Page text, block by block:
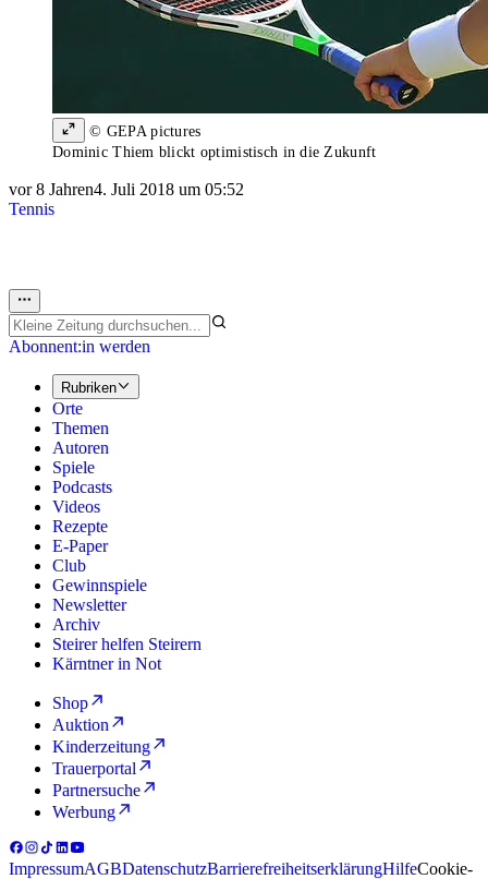
© GEPA pictures
Dominic Thiem blickt optimistisch in die Zukunft
vor 8 Jahren4. Juli 2018 um 05:52
Tennis
Abonnent:in werden
Rubriken
Orte
Themen
Autoren
Spiele
Podcasts
Videos
Rezepte
E-Paper
Club
Gewinnspiele
Newsletter
Archiv
Steirer helfen Steirern
Kärntner in Not
Shop
Auktion
Kinderzeitung
Trauerportal
Partnersuche
Werbung
ImpressumAGBDatenschutzBarrierefreiheitserklärungHilfeCookie-